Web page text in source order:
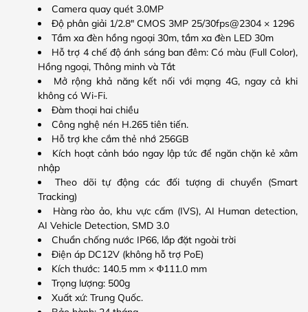
Camera quay quét 3.0MP
Độ phân giải 1/2.8″ CMOS 3MP 25/30fps@2304 × 1296
Tầm xa đèn hồng ngoại 30m, tầm xa đèn LED 30m
Hỗ trợ 4 chế độ ánh sáng ban đêm: Có màu (Full Color),
Hồng ngoại, Thông minh và Tắt
Mở rộng khả năng kết nối với mạng 4G, ngay cả khi
không có Wi-Fi.
Đàm thoại hai chiều
Công nghệ nén H.265 tiên tiến.
Hỗ trợ khe cắm thẻ nhớ 256GB
Kích hoạt cảnh báo ngay lập tức để ngăn chặn kẻ xâm
nhập
Theo dõi tự động các đối tượng di chuyển (Smart
Tracking)
Hàng rào ảo, khu vực cấm (IVS), AI Human detection,
AI Vehicle Detection, SMD 3.0
Chuẩn chống nước IP66, lắp đặt ngoài trời
Điện áp DC12V (không hỗ trợ PoE)
Kích thước: 140.5 mm × Φ111.0 mm
Trọng lượng: 500g
Xuất xứ: Trung Quốc.